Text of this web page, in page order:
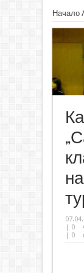
Начало/
| 0
| 0